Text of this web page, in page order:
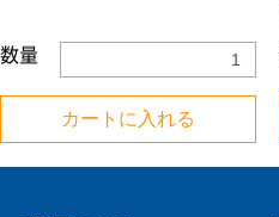
数量
カートに入れる